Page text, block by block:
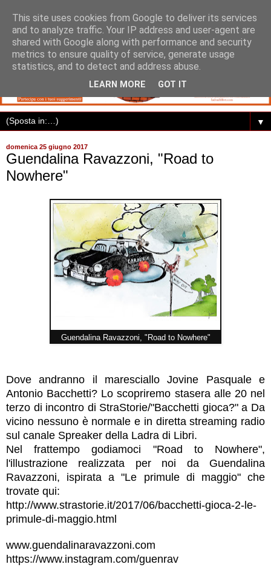
▼
domenica 25 giugno 2017
Guendalina Ravazzoni, "Road to
Nowhere"
Guendalina Ravazzoni, "Road to Nowhere"
Dove andranno il maresciallo Jovine Pasquale e
Antonio Bacchetti? Lo scopriremo stasera alle 20 nel
terzo di incontro di StraStorie/"Bacchetti gioca?" a Da
vicino nessuno è normale e in diretta streaming radio
sul canale Spreaker della Ladra di Libri.
Nel frattempo godiamoci "Road to Nowhere",
l'illustrazione realizzata per noi da Guendalina
Ravazzoni, ispirata a "Le primule di maggio" che
trovate qui:
http://www.strastorie.it/2017/06/bacchetti-gioca-2-le-
primule-di-maggio.html
www.guendalinaravazzoni.com
https://www.instagram.com/guenrav
This site uses cookies from Google to deliver its services
and to analyze traffic. Your IP address and user-agent are
shared with Google along with performance and security
metrics to ensure quality of service, generate usage
statistics, and to detect and address abuse.
LEARN MORE GOT IT